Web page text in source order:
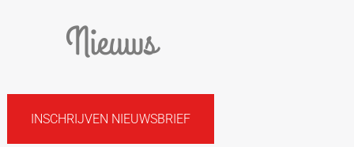
Nieuws
INSCHRIJVEN NIEUWSBRIEF